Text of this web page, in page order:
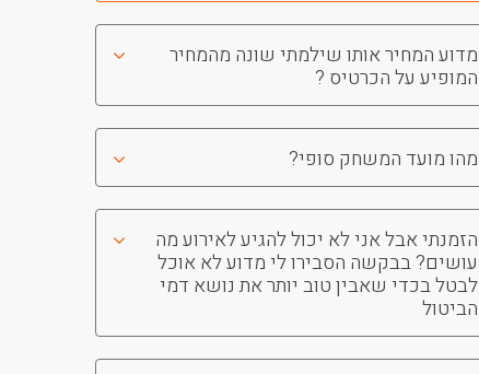
מדוע המחיר אותו שילמתי שונה מהמחיר
המופיע על הכרטיס ?
מהו מועד המשחק סופי?
הזמנתי אבל אני לא יכול להגיע לאירוע מה
עושים? בבקשה הסבירו לי מדוע לא אוכל
לבטל בכדי שאבין טוב יותר את נושא דמי
הביטול